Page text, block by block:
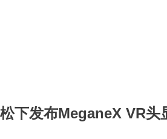
松下发布MeganeX VR头